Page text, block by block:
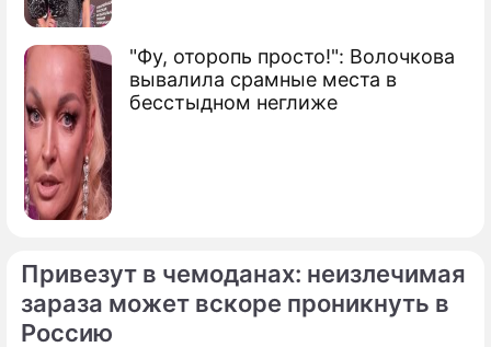
"Фу, оторопь просто!": Волочкова
вывалила срамные места в
бесстыдном неглиже
Привезут в чемоданах: неизлечимая
зараза может вскоре проникнуть в
Россию